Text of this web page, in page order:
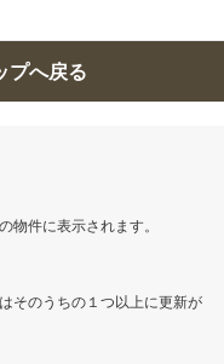
プへ戻る
物件に表示されます。
そのうちの１つ以上に更新が